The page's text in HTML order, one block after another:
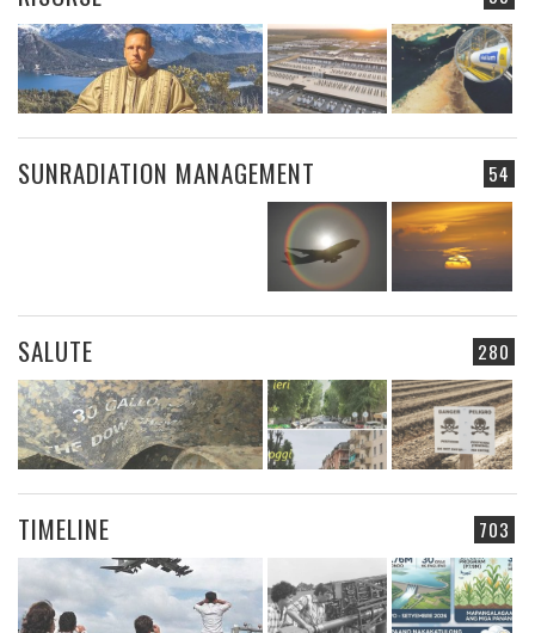
54
SUNRADIATION MANAGEMENT
280
SALUTE
703
TIMELINE